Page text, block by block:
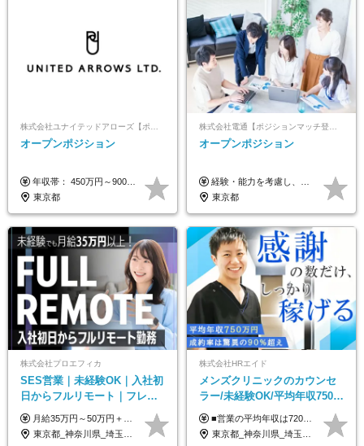
オープンポジション
年収帯： 450万円～900万円 ※経験・スキルを考慮の上、決定します。
東京都
オープンポジション
経験・能力を考慮し、当社規定により決定します。 ▼参考情報 ------------ 年収イメージ：500万～1500万
東京都
株式会社プロエフィカ
SES営業｜未経験OK｜入社初
日からフルリモート｜フレッ
クス可｜残業月平均10h以下｜
事業立ち上げメンバー
月給35万円～50万円＋交通費 ◎経験やスキルを考慮し、最大限優遇します ◎上記月給は固定残業代月40時間分(月10万9,375～)を含みます。残業時間が超過した場合はその分追加支給します ◎試用期間6カ月あり(給与や待遇は同じです)
東京都_神奈川県_埼玉県_千葉県_大阪府_愛知県_北海道_青森県_岩手県_宮城県_秋田県_山形県_福島県_茨城県_栃木県_群馬県_新潟県_山梨県_長野県_富山県_石川県_福井県_静岡県_岐阜県_三重県_兵庫県_京都府_滋賀県_奈良県_和歌山県_広島県_岡山県_鳥取県_島根県_山口県_徳島県_香川県_愛媛県_高知県_福岡県_熊本県_佐賀県_長崎県_大分県_宮崎県_鹿児島県_沖縄県
株式会社HRエイド
メンズクリニックのカウンセ
ラー/未経験OK/平均年収750万
円/4人に1人が年収1000万円超
え/成約率90％
■営業の平均年収は720万円！ ■4人に1人が年収1000万円超え 月給27万円～100万円+インセンティブ(平均月20～40万円程) ＜インセンティブ制度について＞ 当社では創業以来、頑張ったらその分稼げる環境づくりに注力。カウンセラー部署では、個人の成約金額・チームの成果・事業部の売上利益を掛け合わせる新しいインセンティブ制度を導入しました。あなたの頑張り次第で毎月高インセンティブが実現できる体制です！ ※上記金額には固定残業代（35,500円以上～・30時間分）が含まれます。時間超過分は追加支給します。 ※試用期間3か月あり。研修期間3か月中は、月給25万円～30万円になります。(固定残業代：35,500円～・23h分を含む) ※インセンティブの一部は、研修期間中から支給されます。その他待遇の差異はありません。
東京都_神奈川県_埼玉県_千葉県_大阪府_愛知県_北海道_宮城県_栃木県_群馬県_静岡県_兵庫県_京都府_岡山県_熊本県